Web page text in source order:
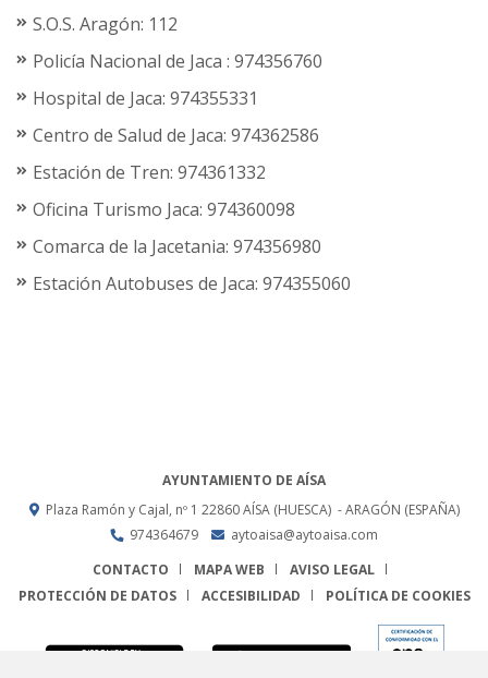
S.O.S. Aragón: 112
Policía Nacional de Jaca : 974356760
Hospital de Jaca: 974355331
Centro de Salud de Jaca: 974362586
Estación de Tren: 974361332
Oficina Turismo Jaca: 974360098
Comarca de la Jacetania: 974356980
Estación Autobuses de Jaca: 974355060
AYUNTAMIENTO DE AÍSA
Plaza Ramón y Cajal, nº 1 22860 AÍSA (HUESCA) - ARAGÓN (ESPAÑA)
974364679
aytoaisa@aytoaisa.com
CONTACTO
MAPA WEB
AVISO LEGAL
PROTECCIÓN DE DATOS
ACCESIBILIDAD POLÍTICA DE COOKIES